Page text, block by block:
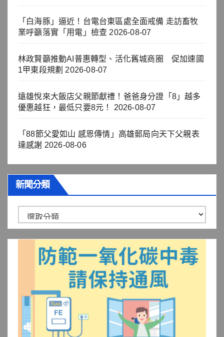
「白海豚」逼近！台電台東區處全面戒備 走訪畜牧
業呼籲落實「用電」檢查 2026-08-07
林政賢籲推動AI普惠轉型、活化舊城商圈 促加速國
1甲東段規劃 2026-08-07
遠雄悅來大飯店父親節獻禮！爸爸身分證「8」越多
優惠越狂，最低只要8元！
2026-08-07
「88節父愛如山 感恩傳情」高雄郵局向天下父親表
達感謝 2026-08-06
新聞分類
聞